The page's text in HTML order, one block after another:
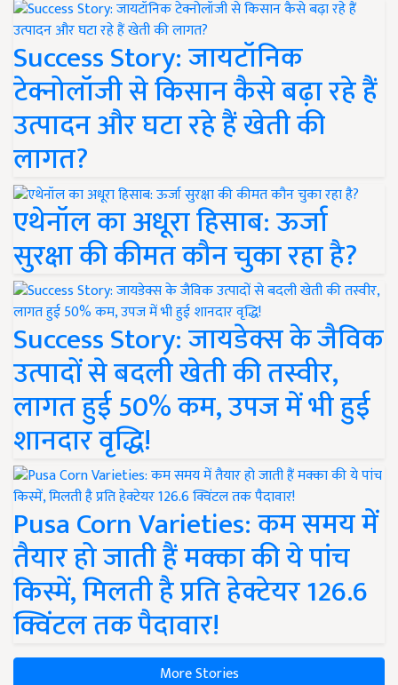
Success Story: जायटॉनिक
टेक्नोलॉजी से किसान कैसे बढ़ा रहे हैं
उत्पादन और घटा रहे हैं खेती की
लागत?
एथेनॉल का अधूरा हिसाब: ऊर्जा
सुरक्षा की कीमत कौन चुका रहा है?
Success Story: जायडेक्स के जैविक
उत्पादों से बदली खेती की तस्वीर,
लागत हुई 50% कम, उपज में भी हुई
शानदार वृद्धि!
Pusa Corn Varieties: कम समय में
तैयार हो जाती हैं मक्का की ये पांच
किस्में, मिलती है प्रति हेक्टेयर 126.6
क्विंटल तक पैदावार!
More Stories